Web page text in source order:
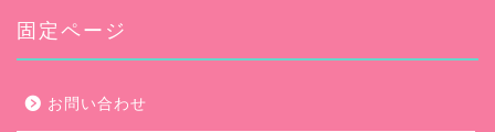
ブ
固定ページ
お問い合わせ